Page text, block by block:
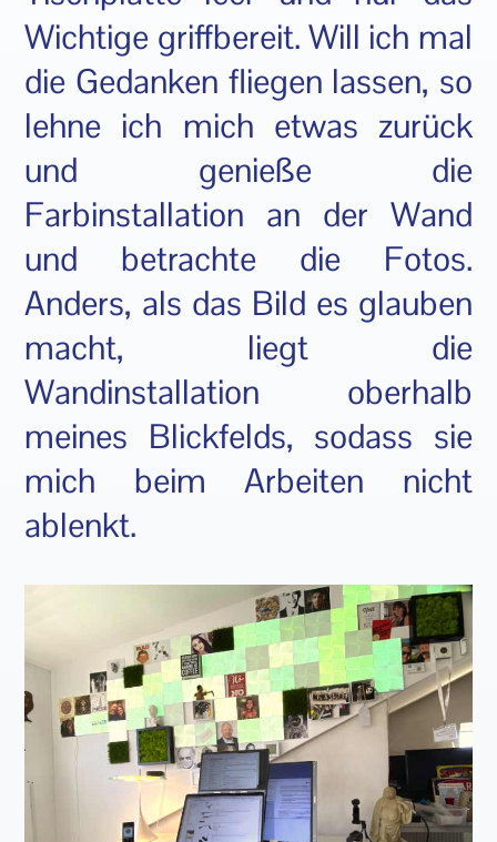
Wichtige griffbereit. Will ich mal
die Gedanken fliegen lassen, so
lehne ich mich etwas zurück
und genieße die
Farbinstallation an der Wand
und betrachte die Fotos.
Anders, als das Bild es glauben
macht, liegt die
Wandinstallation oberhalb
meines Blickfelds, sodass sie
mich beim Arbeiten nicht
ablenkt.